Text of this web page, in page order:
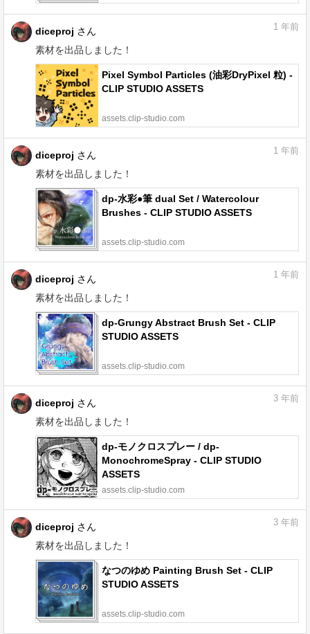
diceproj さん
素材を出品しました！
1 年前
Pixel Symbol Particles (油彩DryPixel 粒) -
CLIP STUDIO ASSETS
assets.clip-studio.com
diceproj さん
素材を出品しました！
1 年前
dp-水彩●筆 dual Set / Watercolour
Brushes - CLIP STUDIO ASSETS
assets.clip-studio.com
diceproj さん
素材を出品しました！
1 年前
dp-Grungy Abstract Brush Set - CLIP
STUDIO ASSETS
assets.clip-studio.com
diceproj さん
素材を出品しました！
3 年前
dp-モノクロスプレー / dp-
MonochromeSpray - CLIP STUDIO
ASSETS
assets.clip-studio.com
diceproj さん
素材を出品しました！
3 年前
なつのゆめ Painting Brush Set - CLIP
STUDIO ASSETS
assets.clip-studio.com